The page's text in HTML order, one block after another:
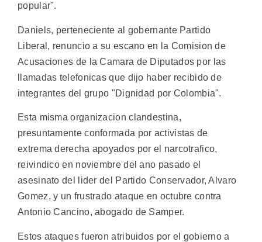
popular".
Daniels, perteneciente al gobernante Partido
Liberal, renuncio a su escano en la Comision de
Acusaciones de la Camara de Diputados por las
llamadas telefonicas que dijo haber recibido de
integrantes del grupo "Dignidad por Colombia".
Esta misma organizacion clandestina,
presuntamente conformada por activistas de
extrema derecha apoyados por el narcotrafico,
reivindico en noviembre del ano pasado el
asesinato del lider del Partido Conservador, Alvaro
Gomez, y un frustrado ataque en octubre contra
Antonio Cancino, abogado de Samper.
Estos ataques fueron atribuidos por el gobierno a